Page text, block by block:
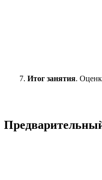
Итог занятия.